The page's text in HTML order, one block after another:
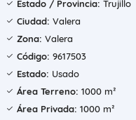
Estado / Provincia: Trujillo
Ciudad: Valera
Zona: Valera
Código: 9617503
Estado: Usado
Área Terreno: 1000 m²
Área Privada: 1000 m²